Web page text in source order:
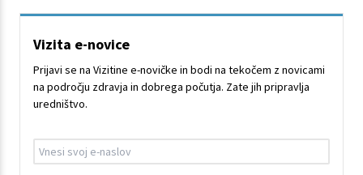
Vizita e-novice
Prijavi se na Vizitine e-novičke in bodi na tekočem z novicami
na področju zdravja in dobrega počutja. Zate jih pripravlja
uredništvo.